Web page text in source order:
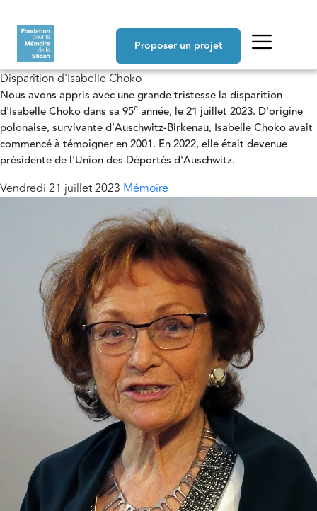
Proposer un projet
Disparition d'Isabelle Choko
Nous avons appris avec une grande tristesse la disparition
d'Isabelle Choko dans sa 95e année, le 21 juillet 2023. D'origine
polonaise, survivante d'Auschwitz-Birkenau, Isabelle Choko avait
commencé à témoigner en 2001. En 2022, elle était devenue
présidente de l'Union des Déportés d'Auschwitz.
Vendredi 21 juillet 2023 Mémoire